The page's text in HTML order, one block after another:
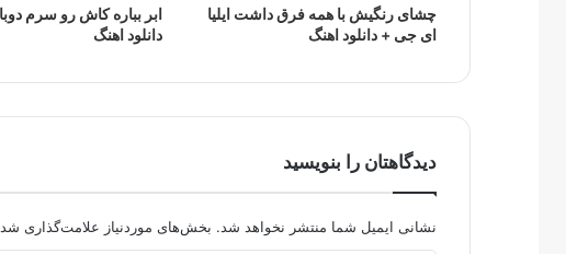
چشای رنگیش با همه فرق داشت ایلیا
ای جی + دانلود اهنگ
ابر بباره کاش رو سرم
دانلود اهنگ
دیدگاهتان را بنویسید
نشانی ایمیل شما منتشر نخواهد شد. بخش‌های موردنیاز علامت‌گذاری